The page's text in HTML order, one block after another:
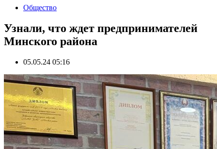
Общество
Узнали, что ждет предпринимателей
Минского района
05.05.24 05:16